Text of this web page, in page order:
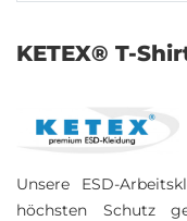
KETEX® T-
Unsere ESD-
höchsten Schutz